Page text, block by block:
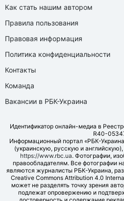
Как стать нашим автором
Правила пользования
Правовая информация
Политика конфиденциальности
Контакты
Команда
Вакансии в РБК-Украина
Идентификатор онлайн-медиа в
R40-
Информационный портал «РБК-
(украинскую, русскую и
https://www.rbc.ua. Фотографии,
правообладателям. Все фотографии
являются журналисты РБК-Украина,
Creative Commons Attribution 4.0
может не разделять точку зрения
подлежат опровержению и